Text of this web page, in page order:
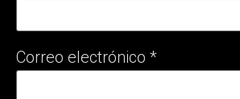
Correo electrónico*